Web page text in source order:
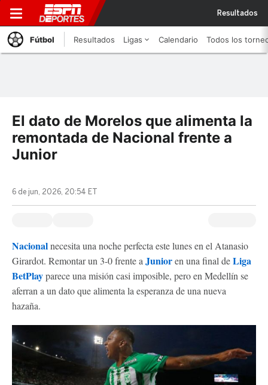
Resultados
Fútbol Resultados Ligas Calendario Todos los
El dato de Morelos que alimenta la
remontada de Nacional frente a
Junior
6 de jun, 2026, 20:54 ET
Nacionalnecesita una noche perfecta este lunes en el Atanasio
Girardot. Remontar un 3-0 frente a Junioren una final deLiga
BetPlayparece una misión casi imposible, pero en Medellín se
aferran a un dato que alimenta la esperanza de una nueva
hazaña.